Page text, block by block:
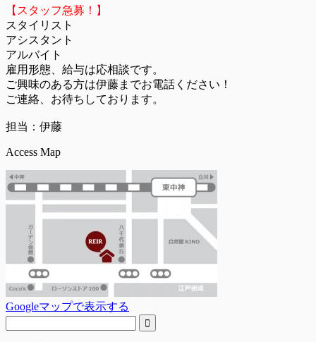
【スタッフ急募！】
スタイリスト
アシスタント
アルバイト
雇用形態、給与は応相談です。
ご興味のある方は伊藤までお電話ください！
ご連絡、お待ちしております。
担当：伊藤
Access Map
Googleマップで表示する